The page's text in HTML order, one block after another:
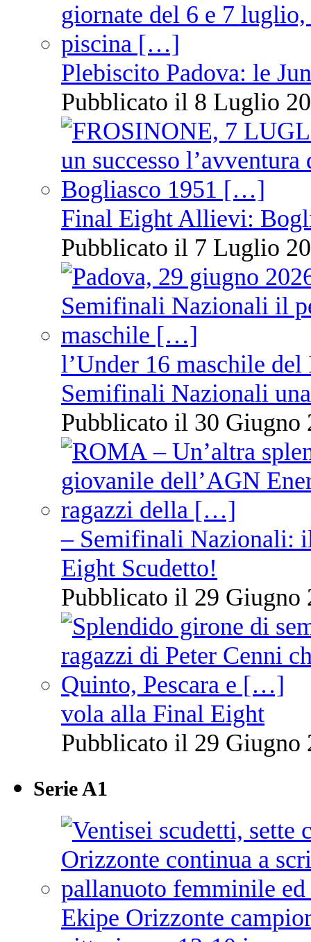
Plebiscito Padova: le
Pubblicato il 8 Luglio
Final Eight Allievi:
Pubblicato il 7 Luglio
l’Under 16 maschile
Semifinali Nazionali
Pubblicato il 30 Giugno
– Semifinali Nazionali:
Eight Scudetto!
Pubblicato il 29 Giugno
vola alla Final Eight
Pubblicato il 29 Giugno
Serie A1
Ekipe Orizzonte